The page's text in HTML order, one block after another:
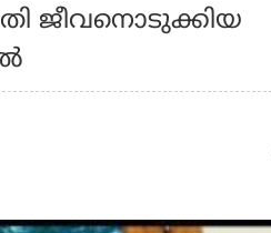
ജീവനൊടുക്കിയ